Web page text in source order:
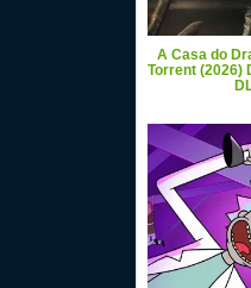
A Casa do
Torrent (2026)